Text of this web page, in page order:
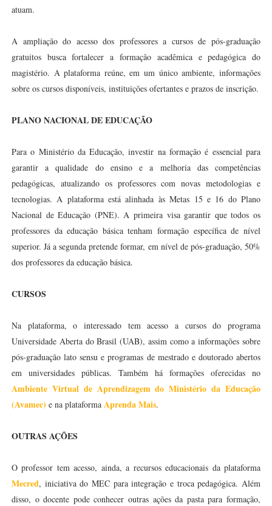
atuam.
A ampliação do acesso dos professores a cursos de pós-graduação
gratuitos busca fortalecer a formação acadêmica e pedagógica do
magistério. A plataforma reúne, em um único ambiente, informações
sobre os cursos disponíveis, instituições ofertantes e prazos de inscrição.
PLANO NACIONAL DE EDUCAÇÃO
Para o Ministério da Educação, investir na formação é essencial para
garantir a qualidade do ensino e a melhoria das competências
pedagógicas, atualizando os professores com novas metodologias e
tecnologias. A plataforma está alinhada às Metas 15 e 16 do Plano
Nacional de Educação (PNE). A primeira visa garantir que todos os
professores da educação básica tenham formação específica de nível
superior. Já a segunda pretende formar, em nível de pós-graduação, 50%
dos professores da educação básica.
CURSOS
Na plataforma, o interessado tem acesso a cursos do programa
Universidade Aberta do Brasil (UAB), assim como a informações sobre
pós-graduação lato sensu e programas de mestrado e doutorado abertos
em universidades públicas. Também há formações oferecidas no
Ambiente Virtual de Aprendizagem do Ministério da Educação
(Avamec) e na plataforma Aprenda Mais.
OUTRAS AÇÕES
O professor tem acesso, ainda, a recursos educacionais da plataforma
Mecred, iniciativa do MEC para integração e troca pedagógica. Além
disso, o docente pode conhecer outras ações da pasta para formação,